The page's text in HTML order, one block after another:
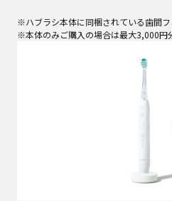
※ハブラシ本体に同梱されている歯間フ
※本体のみご購入の場合は最大3,000円